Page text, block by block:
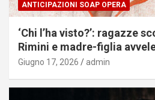
ANTICIPAZIONI SOAP OPERA
‘Chi l’ha visto?’: ragazze
Rimini e madre-figlia
Giugno 17, 2026 admin